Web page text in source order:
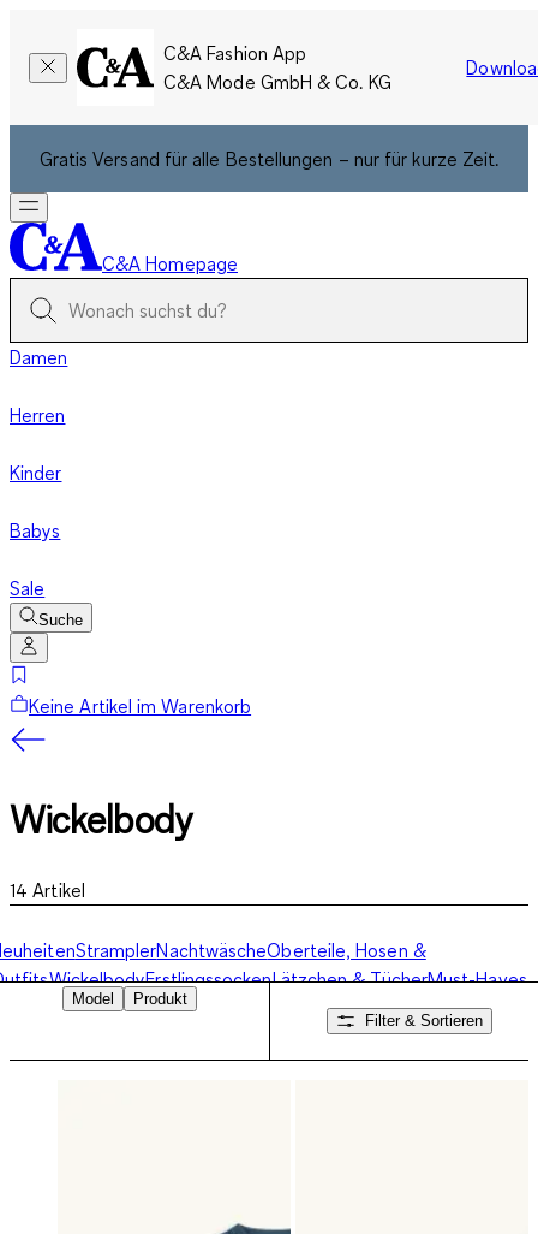
C&A Fashion App
C&A Mode GmbH & Co. KG
Gratis Versand für alle Bestellungen – nur für kurze Zeit.
C&A Homepage
Damen
Herren
Kinder
Babys
Sale
Suche
Keine Artikel im Warenkorb
Wickelbody
14 Artikel
StramplerNachtwäscheOberteile, Hosen &
WickelbodyErstlingssockenLätzchen & TücherMust-Haves
Model
Produkt
Filter & Sortieren